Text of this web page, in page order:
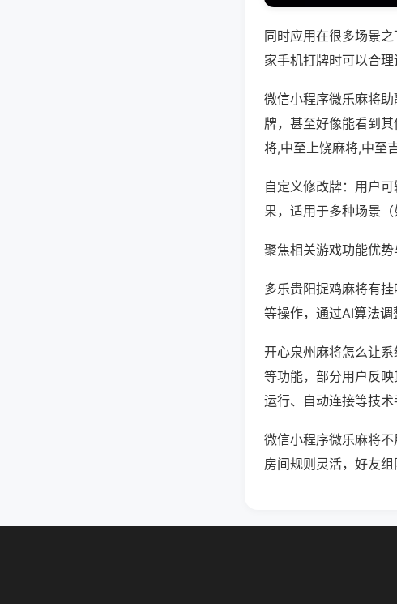
同时应用在很多场景
家手机打牌时可以合
微信小程序微乐麻将
牌，甚至好像能看到
将,中至上饶麻将,中至
自定义修改牌：用户
果，适用于多种场景
聚焦相关游戏功能优势
多乐贵阳捉鸡麻将有
等操作，通过AI算法调
开心泉州麻将怎么让系
等功能，部分用户反
运行、自动连接等技术
微信小程序微乐麻将
房间规则灵活，好友